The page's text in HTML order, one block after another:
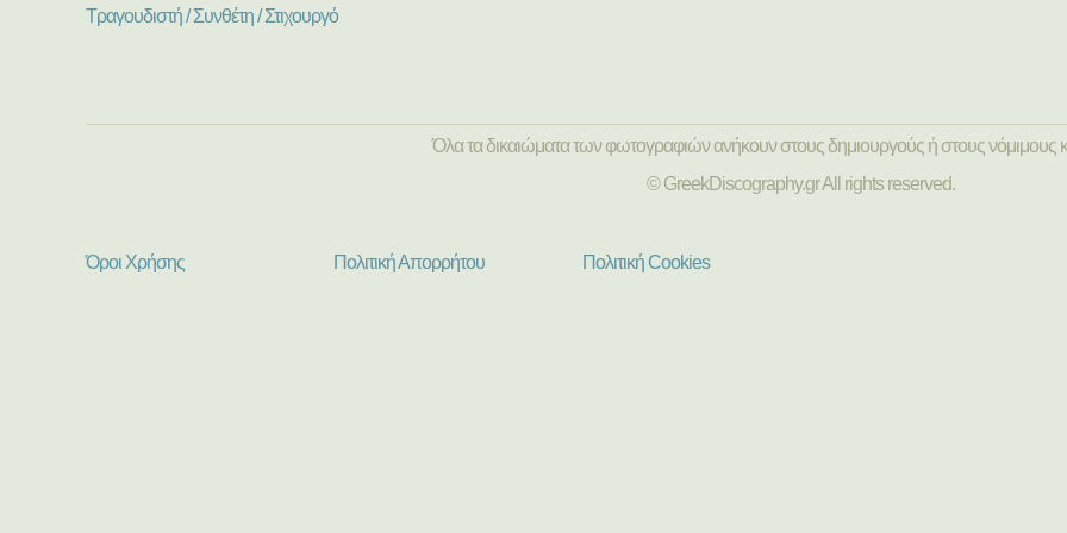
Τραγουδιστή / Συνθέτη / Στιχουργό
Όλα τα δικαιώματα των φωτογραφιών ανήκουν στους δημιουργούς ή στους νόμιμους
© GreekDiscography.gr All rights reserved.
Όροι Χρήσης Πολιτική Απορρήτου Πολιτική Cookies